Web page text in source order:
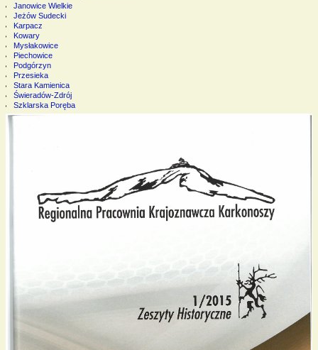
Janowice Wielkie
Jeżów Sudecki
Karpacz
Kowary
Mysłakowice
Piechowice
Podgórzyn
Przesieka
Stara Kamienica
Świeradów-Zdrój
Szklarska Poręba